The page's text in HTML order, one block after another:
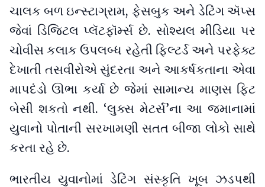
ચાલક બળ ઇન્સ્ટાગ્રામ, ફેસબુક અને ડેટિંગ ઍપ્સ
જેવાં ડિજિટલ પ્લૅટફૉર્મ્સ છે. સોશ્યલ મીડિયા પર
ચોવીસ કલાક ઉપલબ્ધ રહેતી ફિલ્ટર્ડ અને પરફેક્ટ
દેખાતી તસવીરોએ સુંદરતા અને આકર્ષકતાના એવા
માપદંડો ઊભા કર્યા છે જેમાં સામાન્ય માણસ ફિટ
બેસી શકતો નથી. ‘લુક્સ મેટર્સ’ના આ જમાનામાં
યુવાનો પોતાની સરખામણી સતત બીજા લોકો સાથે
કરતા રહે છે.
ભારતીય યુવાનોમાં ડેટિંગ સંસ્કૃતિ ખૂબ ઝડપથી